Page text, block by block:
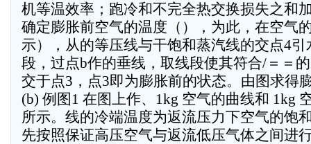
机等温效率；跑冷和不完全热交换损失之和
确定膨胀前空气的温度（），为此，在空气
示），从的等压线与干饱和蒸汽线的交点4
段，过点b作的垂线，取线段使其符合/＝＝
交于点3，点3即为膨胀前的状态。由图求得膨
(b) 例图1 在图上作、1kg 空气的曲线和 1kg
所示。线的冷端温度为返流压力下空气的饱
先按照保证高压空气与返流低压气体之间进